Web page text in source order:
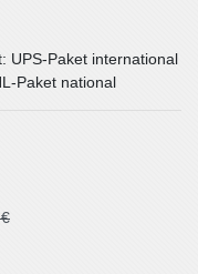
UPS-Paket international
Paket national